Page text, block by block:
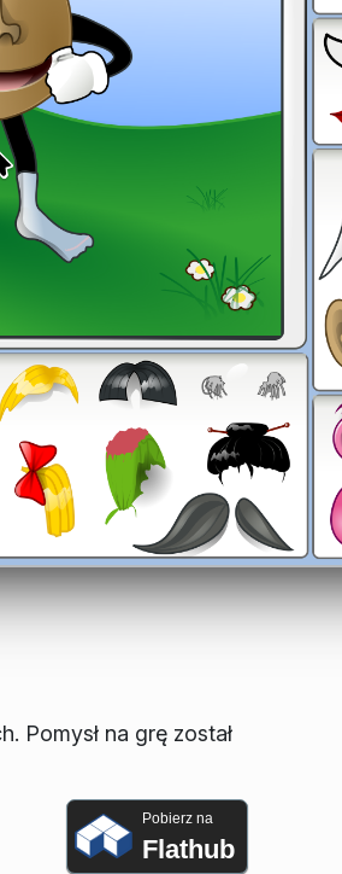
Pomysł na grę został
Pobierz na
Flathub